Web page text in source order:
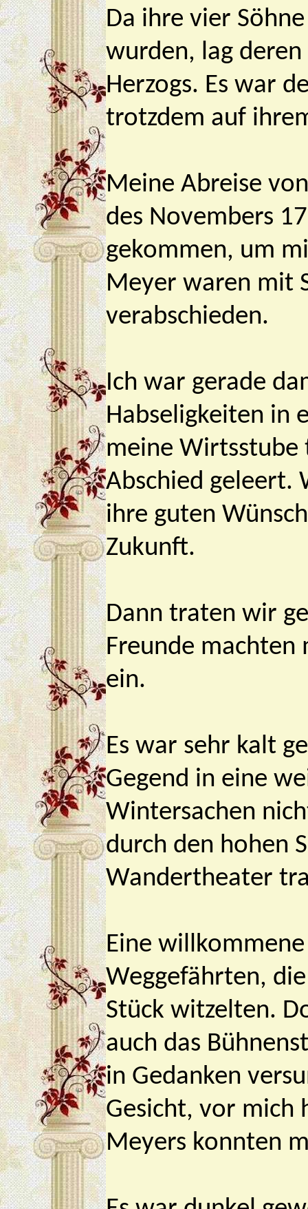
Da ihre vier
wurden, lag
Herzogs. Es war
trotzdem auf
Meine Abreise
des Novembers
gekommen, um
Meyer waren mit
verabschieden.
Ich war gerade
Habseligkeiten in
meine Wirtsstube
Abschied geleert.
ihre guten
Zukunft.
Dann traten wir
Freunde
ein.
Es war sehr kalt
Gegend in eine
Wintersachen
durch den hohen
Wandertheater
Eine
Weggefährten,
Stück witzelten.
auch das
in Gedanken
Gesicht, vor mich
Meyers konnten